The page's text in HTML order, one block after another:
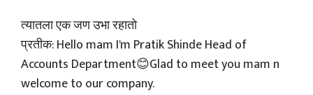
त्यातला एक जण उभा रहातो
प्रतीक: Hello mam I'm Pratik Shinde Head of
Accounts Department😊Glad to meet you mam n
welcome to our company.